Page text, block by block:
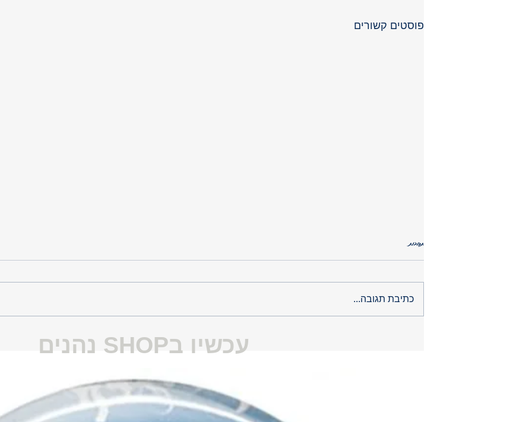
פוסטים קשורים
אופנה - זה לא רק בגדים זה גם הגוף שלך
תגובות
כתיבת תגובה...
עכשיו בSHOP נהנים